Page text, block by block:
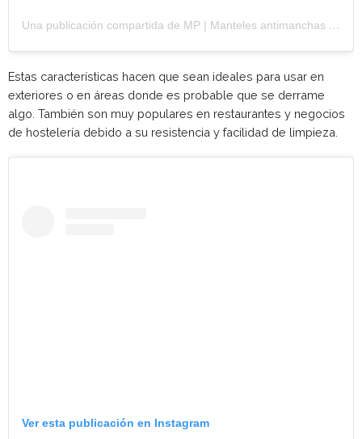
Una publicación compartida de MP | Manteles antimanchas (@mediterraneanpoint)
Estas características hacen que sean ideales para usar en
exteriores o en áreas donde es probable que se derrame
algo. También son muy populares en restaurantes y negocios
de hostelería debido a su resistencia y facilidad de limpieza.
Ver esta publicación en Instagram